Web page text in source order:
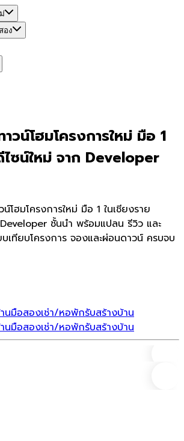
อง
วน์โฮมโครงการใหม่ มือ 1
ไซน์ใหม่ จาก Developer
โฮมโครงการใหม่ มือ 1 ในเชียงราย
ชั้นนำ พร้อมแปลน รีวิว และ
เทียบโครงการ จองและผ่อนดาวน์ ครบจบ
นมือสองเช่า/หอพักรับสร้างบ้าน
นมือสองเช่า/หอพักรับสร้างบ้าน